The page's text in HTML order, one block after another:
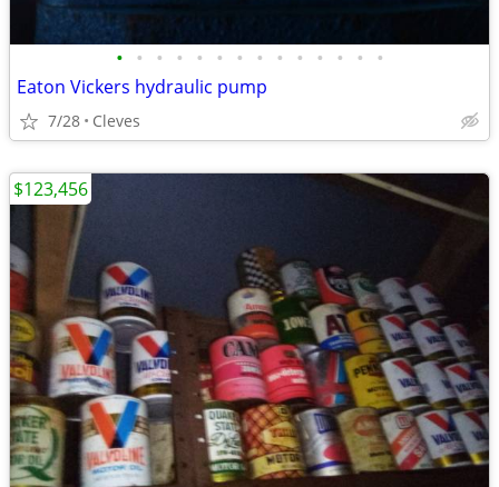
• • • • • • • • • • • • • •
Eaton Vickers hydraulic pump
7/28 Cleves
$123,456